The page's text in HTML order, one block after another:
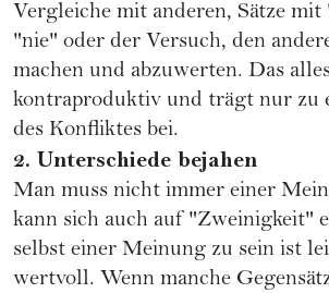
Vergleiche mit anderen, Sätze
"nie" oder der Versuch, den
machen und abzuwerten. Das
kontraproduktiv und trägt nur zu
des Konfliktes bei.
2. Unterschiede bejahen
Man muss nicht immer einer
kann sich auch auf "Zweinigkeit"
selbst einer Meinung zu sein ist
wertvoll. Wenn manche